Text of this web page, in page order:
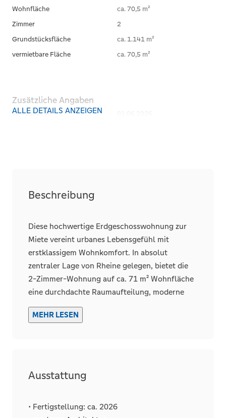
Wohnfläche
ca. 70,5 m²
Zimmer
2
Grundstücksfläche
ca. 1.141 m²
vermietbare Fläche
ca. 70,5 m²
Zusätzliche Angaben
verfügbar ab
Zustand und Bauart
Kategorie
Gehoben
Unterkellert
Räume, Flure und Etagen
Schlafzimmer
1
Badezimmer
Fahrstuhl
ALLE DETAILS ANZEIGEN
Beschreibung
Diese hochwertige Erdgeschosswohnung zur
Miete vereint urbanes Lebensgefühl mit
erstklassigem Wohnkomfort. In absolut
zentraler Lage von Rheine gelegen, bietet die
2-Zimmer-Wohnung auf ca. 71 m² Wohnfläche
eine durchdachte Raumaufteilung, moderne
Architektur und eine Ausstattung auf
gehobenem Niveau.
und barrierefrei direkt auf Ihre Wohnetage –
schwellenlos zugänglich und bieten höchsten
MEHR LESEN
Ausstattung
• Fertigstellung: ca. 2026